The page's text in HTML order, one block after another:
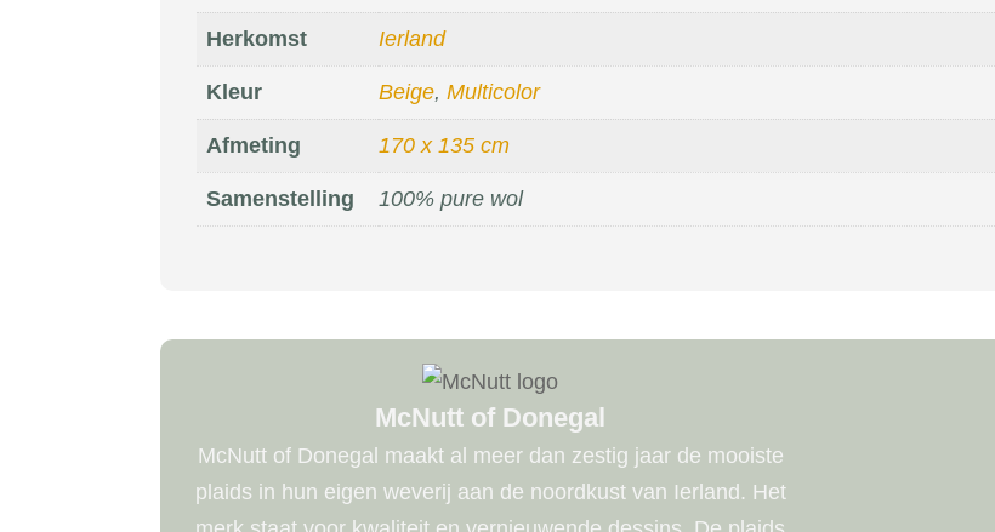
Herkomst Ierland
Kleur Beige, Multicolor
Afmeting 170 x 135 cm
Samenstelling 100% pure wol
McNutt of Donegal
McNutt of Donegal maakt al meer dan zestig jaar de mooiste
plaids in hun eigen weverij aan de noordkust van Ierland. Het